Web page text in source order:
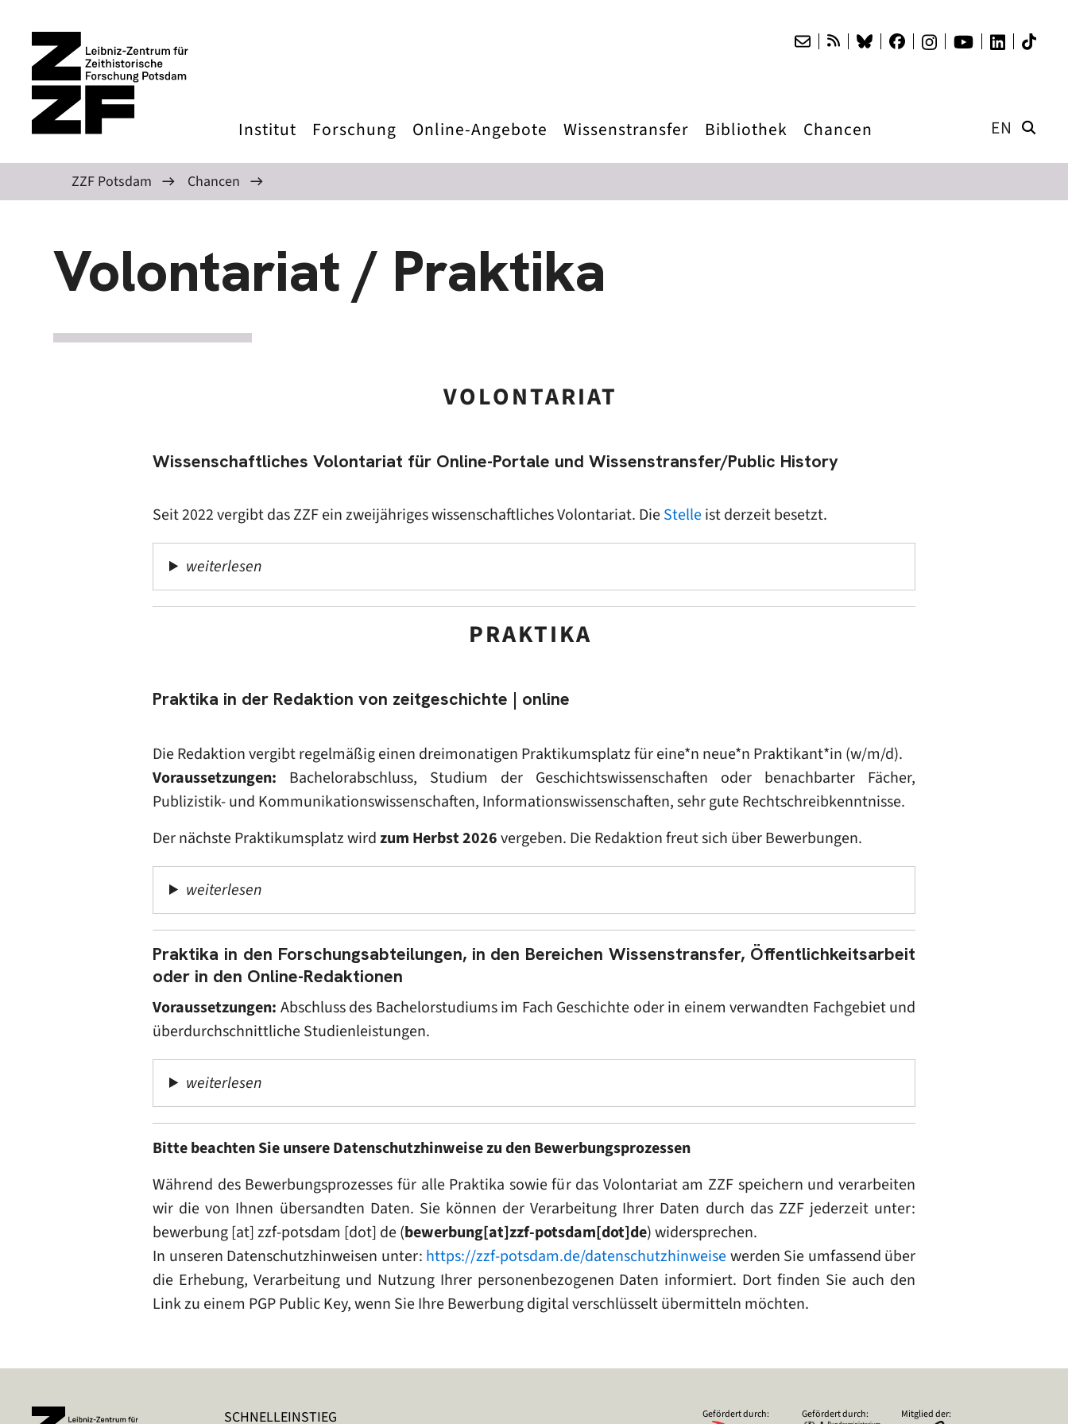
Institut Forschung Online-Angebote Wissenstransfer Bibliothek Chancen EN
ZZF Potsdam Chancen
Volontariat / Praktika
VOLONTARIAT
Wissenschaftliches Volontariat für Online-Portale und Wissenstransfer/Public History
Seit 2022 vergibt das ZZF einzweijähriges wissenschaftliches Volontariat. DieStelleist derzeit besetzt.
weiterlesen
PRAKTIKA
Praktika in der Redaktion von zeitgeschichte | online
Die Redaktion vergibt regelmäßig einen dreimonatigen Praktikumsplatz für eine*n neue*n Praktikant*in (w/m/d).
Voraussetzungen: Bachelorabschluss, Studium der Geschichtswissenschaften oder benachbarter Fächer,
Publizistik- und Kommunikationswissenschaften, Informationswissenschaften, sehr gute Rechtschreibkenntnisse.
Der nächste Praktikumsplatz wirdzum Herbst 2026vergeben. Die Redaktion freut sich über Bewerbungen.
weiterlesen
Praktika in den Forschungsabteilungen, in den Bereichen Wissenstransfer, Öffentlichkeitsarbeit
oder in den Online-Redaktionen
Voraussetzungen: Abschluss des Bachelorstudiums im Fach Geschichte oder in einem verwandten Fachgebiet und
überdurchschnittliche Studienleistungen.
weiterlesen
Bitte beachten Sie unsere Datenschutzhinweise zu den Bewerbungsprozessen
Während des Bewerbungsprozesses für alle Praktika sowie für das Volontariat am ZZF speichern und verarbeiten
wir die von Ihnen übersandten Daten. Sie können der Verarbeitung Ihrer Daten durch das ZZF jederzeit unter:
bewerbung[at]zzf-potsdam [dot] de(bewerbung[at]zzf-potsdam[dot]de)widersprechen.
In unseren Datenschutzhinweisen unter: https://zzf-potsdam.de/datenschutzhinweisewerden Sie umfassend über
die Erhebung, Verarbeitung und Nutzung Ihrer personenbezogenen Daten informiert. Dort finden Sie auch den
Link zu einem PGP Public Key, wenn Sie Ihre Bewerbung digital verschlüsselt übermitteln möchten.
SCHNELLEINSTIEG Gefördert durch: Gefördert durch: Mitglied der: